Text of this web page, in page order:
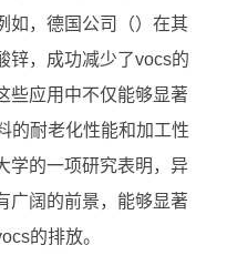
如，德国公司（）在其
锌，成功减少了vocs的
些应用中不仅能够显著
的耐老化性能和加工性
学的一项研究表明，异
广阔的前景，能够显著
的排放。